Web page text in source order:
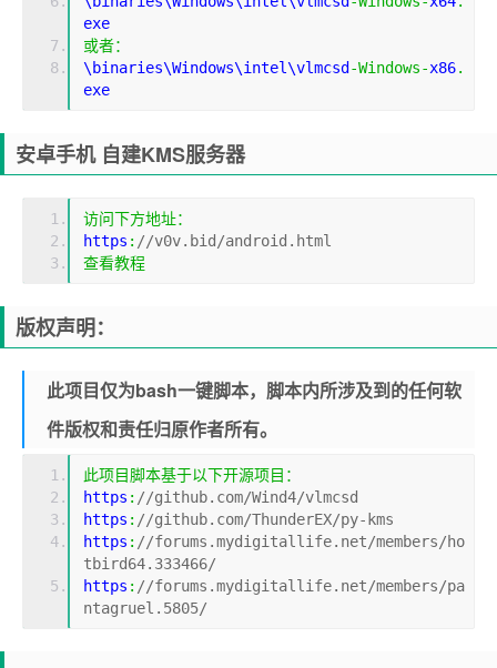
exe
或者：
\binaries\Windows\intel\vlmcsd -Windows-x86.
exe
安卓手机 自建KMS服务器
访问下方地址：
https : //v0v.bid/android.html
查看教程
版权声明：
此项目仅为bash一键脚本，脚本内所涉及到的任何软
件版权和责任归原作者所有。
此项目脚本基于以下开源项目：
https : //github.com/Wind4/vlmcsd
https : //github.com/ThunderEX/py-kms
https : //forums.mydigitallife.net/members/ho
tbird64.333466/
https : //forums.mydigitallife.net/members/pa
ntagruel.5805/